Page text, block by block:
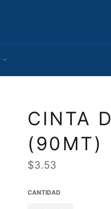
CINTA
(90MT)
Precio
habitual
$3.53
CANTIDAD